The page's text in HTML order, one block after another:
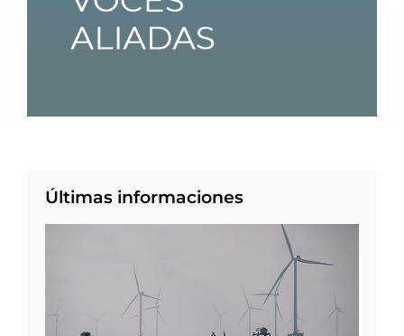
Últimas informaciones